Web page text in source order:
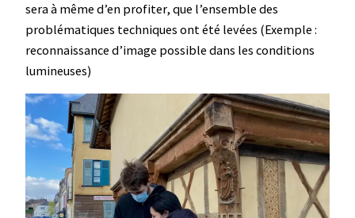
sera à même d’en profiter, que l’ensemble des
problématiques techniques ont été levées (Exemple :
reconnaissance d’image possible dans les conditions
lumineuses)